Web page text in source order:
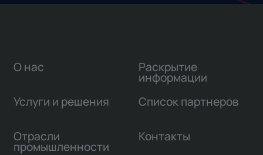
О нас
Услуги и решения
Отрасли
промышленности
Раскрытие
информации
Список партнеров
Контакты